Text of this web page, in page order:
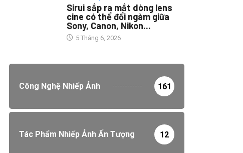
Sirui sắp ra mắt dòng lens
cine có thể đổi ngàm giữa
Sony, Canon, Nikon...
5 Tháng 6, 2026
Công Nghệ Nhiếp Ảnh 161
Tác Phẩm Nhiếp Ảnh Ấn Tượng 12